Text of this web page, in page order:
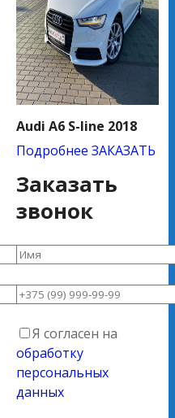
Audi A6 S-line 2018
Подробнее ЗАКАЗАТЬ
Заказать
звонок
Я согласен на
обработку
персональных
данных